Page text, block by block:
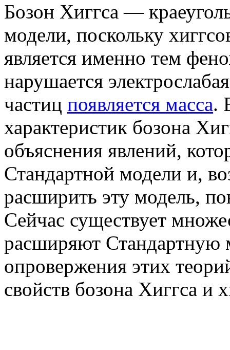
Бозон Хиггса —
модели, поскольку
является именно тем
нарушается
частиц появляется масса.
характеристик бозона
объяснения явлений,
Стандартной модели и,
расширить эту модель,
Сейчас существует
расширяют Стандартную
опровержения этих
свойств бозона Хиггса и